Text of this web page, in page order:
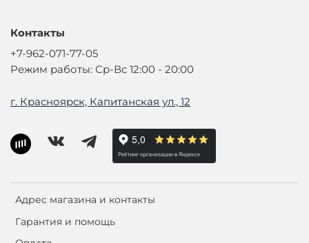
Адрес магазина и контакты
Гарантия и помощь
Контакты
+7-962-071-77-05
Режим работы: Ср-Вс 12:00 - 20:00
г. Красноярск, Капитанская ул., 12